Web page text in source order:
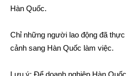
Hàn Quốc.
Chỉ những người lao động đã
cảnh sang Hàn Quốc làm việc.
Lưu ý: Để doanh nghiệp Hàn